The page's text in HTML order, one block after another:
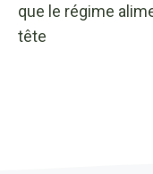
que le régime
tête